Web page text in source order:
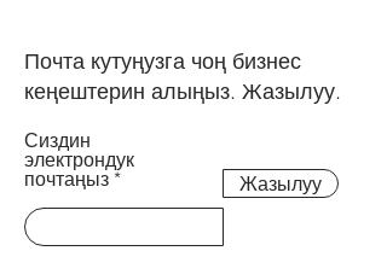
Почта кутуңузга чоң бизнес
кеңештерин алыңыз. Жазылуу.
Сиздин
электрондук
почтаңыз
Жазылуу